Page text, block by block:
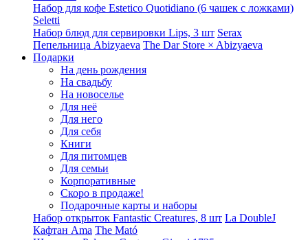
Набор для кофе Estetico Quotidiano (6 чашек с ложками)
Seletti
Набор блюд для сервировки Lips, 3 шт Serax
Пепельница Abizyaeva The Dar Store × Abizyaeva
Подарки
На день рождения
На свадьбу
На новоселье
Для неё
Для него
Для себя
Книги
Для питомцев
Для семьи
Корпоративные
Скоро в продаже!
Подарочные карты и наборы
Набор открыток Fantastic Creatures, 8 шт La DoubleJ
Кафтан Ama The Mató